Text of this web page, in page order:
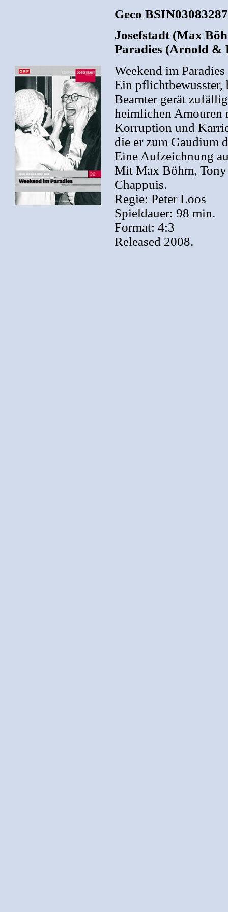
Geco
Josefstadt (Max
Paradies (Arnold &
Weekend im
Ein pflichtbewusster,
Beamter gerät
heimlichen Amouren
Korruption und
die er zum Gaudium
Eine Aufzeichnung
Mit Max Böhm, Tony
Chappuis.
Regie: Peter Loos
Spieldauer: 98 min.
Format: 4:3
Released 2008.